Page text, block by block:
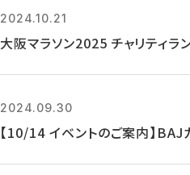
2024.10.21
大阪マラソン2025 チャリティ
2024.09.30
【10/14 イベントのご案内】